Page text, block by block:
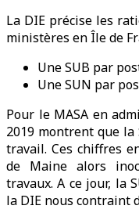
La DIE précise les
ministères en Île de
Une SUB par
Une SUN par
Pour le MASA en
2019 montrent que
travail. Ces chiffres
de Maine alors
travaux. A ce jour, la
la DIE nous contraint